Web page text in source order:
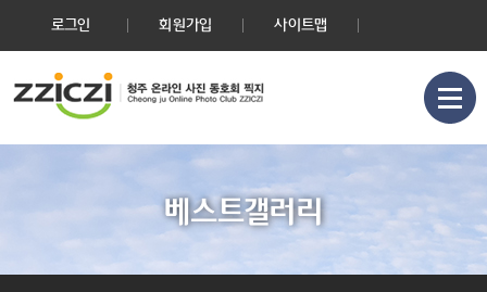
로그인 회원가입 사이트맵
베스트갤러리